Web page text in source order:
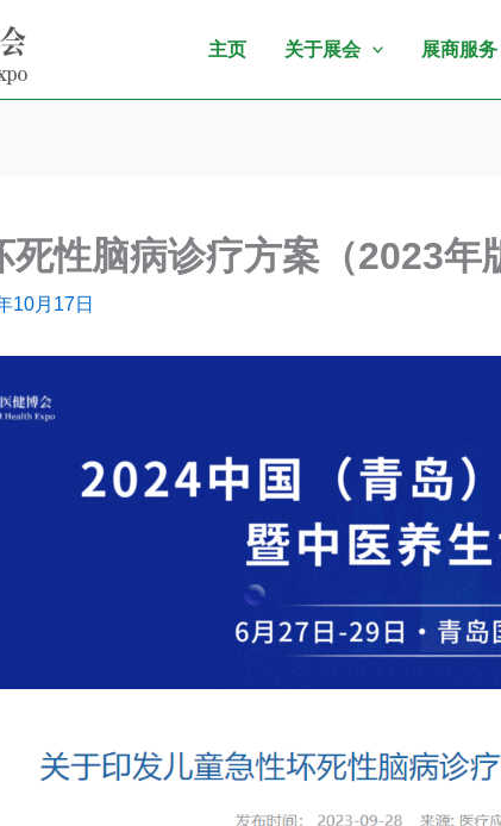
主页 关于展会 展商服务
死性脑病诊疗方案（2023
10月17日